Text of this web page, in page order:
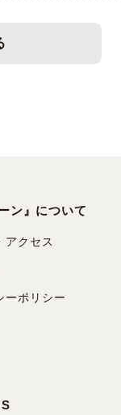
ン』について
アクセス
ーポリシー